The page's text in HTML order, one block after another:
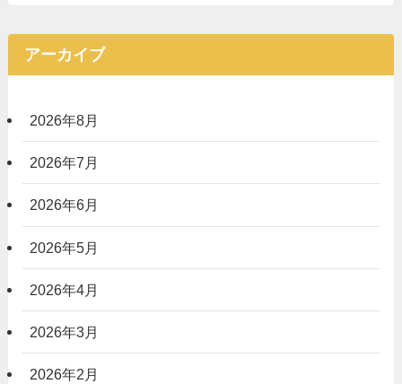
アーカイブ
2026年8月
2026年7月
2026年6月
2026年5月
2026年4月
2026年3月
2026年2月